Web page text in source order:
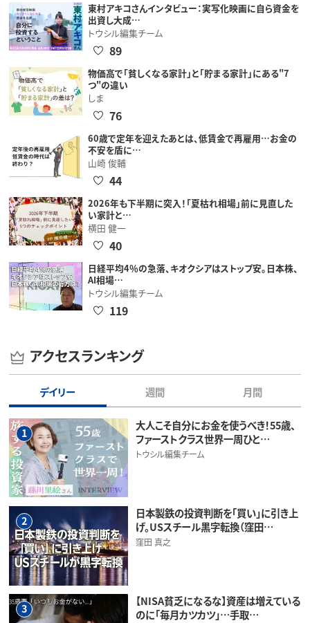
東村アキコさんインタビュー：実写化映画に自ら資金を
出資し大成…
トウシル編集チーム
89
物価高で「貧しくなる家計」と「貯まる家計」にある"7
つ"の違い
しま
76
60歳で定年を迎えたあとは、低賃金で再雇用…お金の
不安を盾に…
山崎 俊輔
44
2026年も下半期に突入！「夏枯れ相場」前に見直した
い家計と…
横田 健一
40
日経平均4％の急落、キオクシアはストップ安。日本株、
AI相場…
トウシル編集チーム
119
アクセスランキング
デイリー 週間 月間
1
大人こそ自分にお金を使うべき！55歳、
ファーストクラス世界一周ひと…
トウシル編集チーム
2
日本製鉄の投資判断を「買い」に引き上
げ。USスチール黒字転換（窪田…
窪田 真之
3
【NISA貧乏になるな】資産は増えている
のに「毎月カツカツ」…手取…